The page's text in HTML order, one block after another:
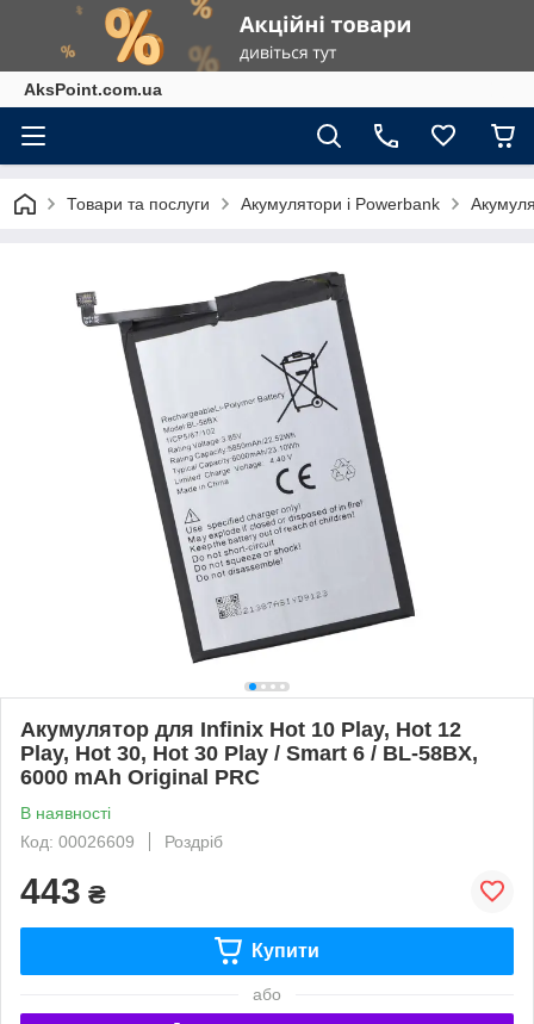
AksPoint.com.ua
Товари та послуги Акумулятори і Powerbank
Акумулятор для Infinix Hot 10 Play, Hot 12
Play, Hot 30, Hot 30 Play / Smart 6 / BL-58BX,
6000 mAh Original PRC
В наявності
Код: 00026609
Роздріб
443 ₴
Купити
або